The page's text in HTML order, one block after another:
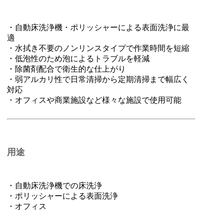
・自動床洗浄機・ポリッシャーによる表面洗浄に最
適
・水拭き不要のノンリンスタイプで作業時間を短縮
・低泡性のため泡によるトラブルを軽減
・除菌剤配合で衛生的な仕上がり
・弱アルカリ性で日常清掃から定期清掃まで幅広く
対応
・オフィスや商業施設など様々な施設で使用可能
用途
・自動床洗浄機での床洗浄
・ポリッシャーによる表面洗浄
・オフィス